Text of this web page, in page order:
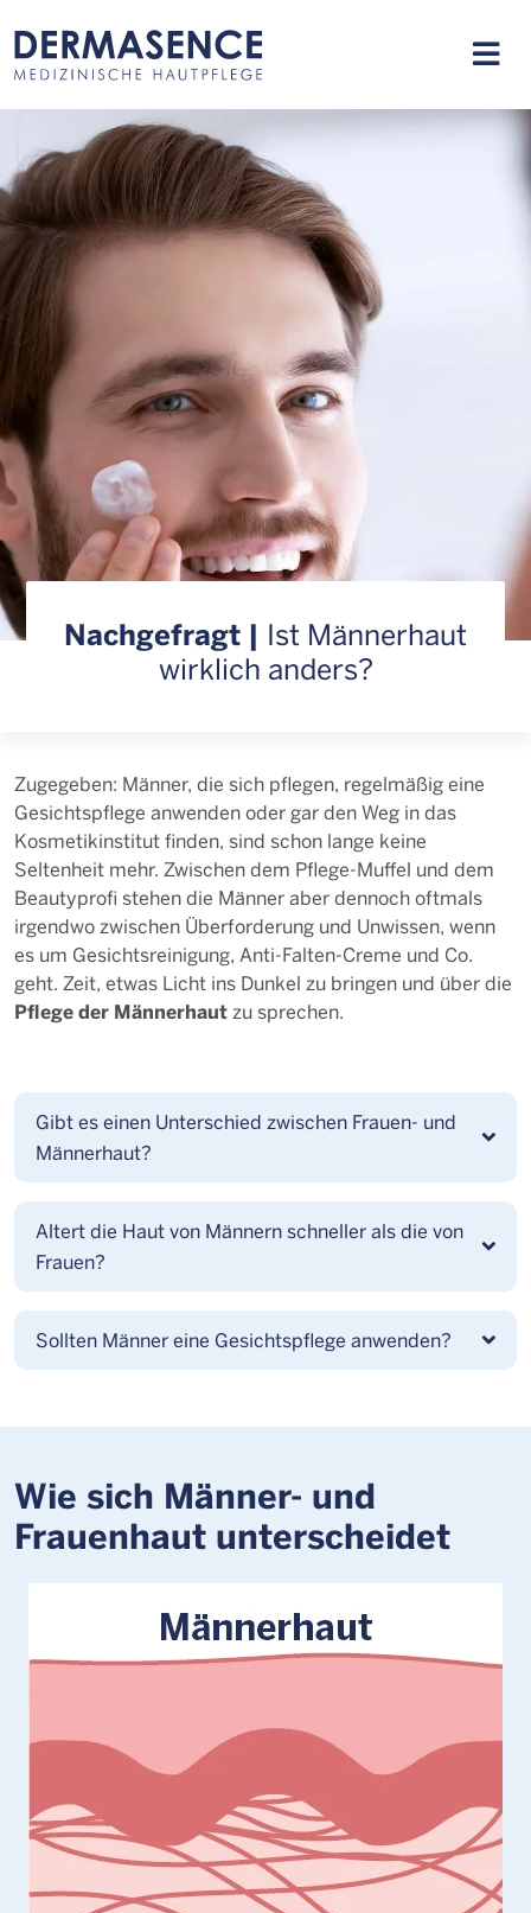
Nachgefragt | Ist Männerhaut
wirklich anders?
Zugegeben: Männer, die sich pflegen, regelmäßig eine
Gesichtspflege anwenden oder gar den Weg in das
Kosmetikinstitut finden, sind schon lange keine
Seltenheit mehr. Zwischen dem Pflege-Muffel und dem
Beautyprofi stehen die Männer aber dennoch oftmals
irgendwo zwischen Überforderung und Unwissen, wenn
es um Gesichtsreinigung, Anti-Falten-Creme und Co.
geht. Zeit, etwas Licht ins Dunkel zu bringen und über die
Pflege der Männerhaut zu sprechen.
Gibt es einen Unterschied zwischen Frauen- und
Männerhaut?
Altert die Haut von Männern schneller als die von
Frauen?
Sollten Männer eine Gesichtspflege anwenden?
Wie sich Männer- und
Frauenhaut unterscheidet